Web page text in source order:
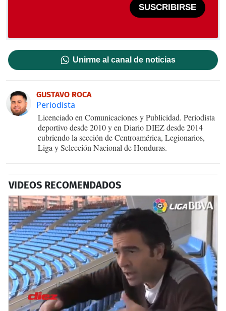
SUSCRIBIRSE
Unirme al canal de noticias
GUSTAVO ROCA
Periodista
Licenciado en Comunicaciones y Publicidad. Periodista
deportivo desde 2010 y en Diario DIEZ desde 2014
cubriendo la sección de Centroamérica, Legionarios,
Liga y Selección Nacional de Honduras.
VIDEOS RECOMENDADOS